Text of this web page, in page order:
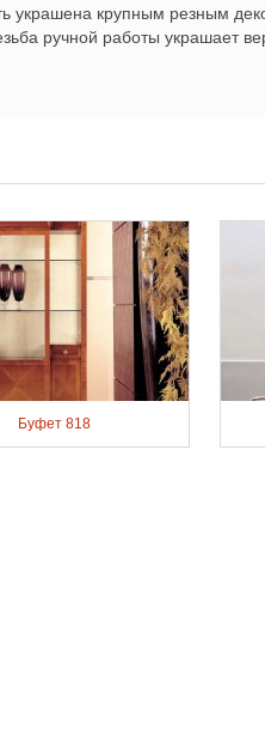
украшена крупным резным
ручной работы украшает
Буфет 818